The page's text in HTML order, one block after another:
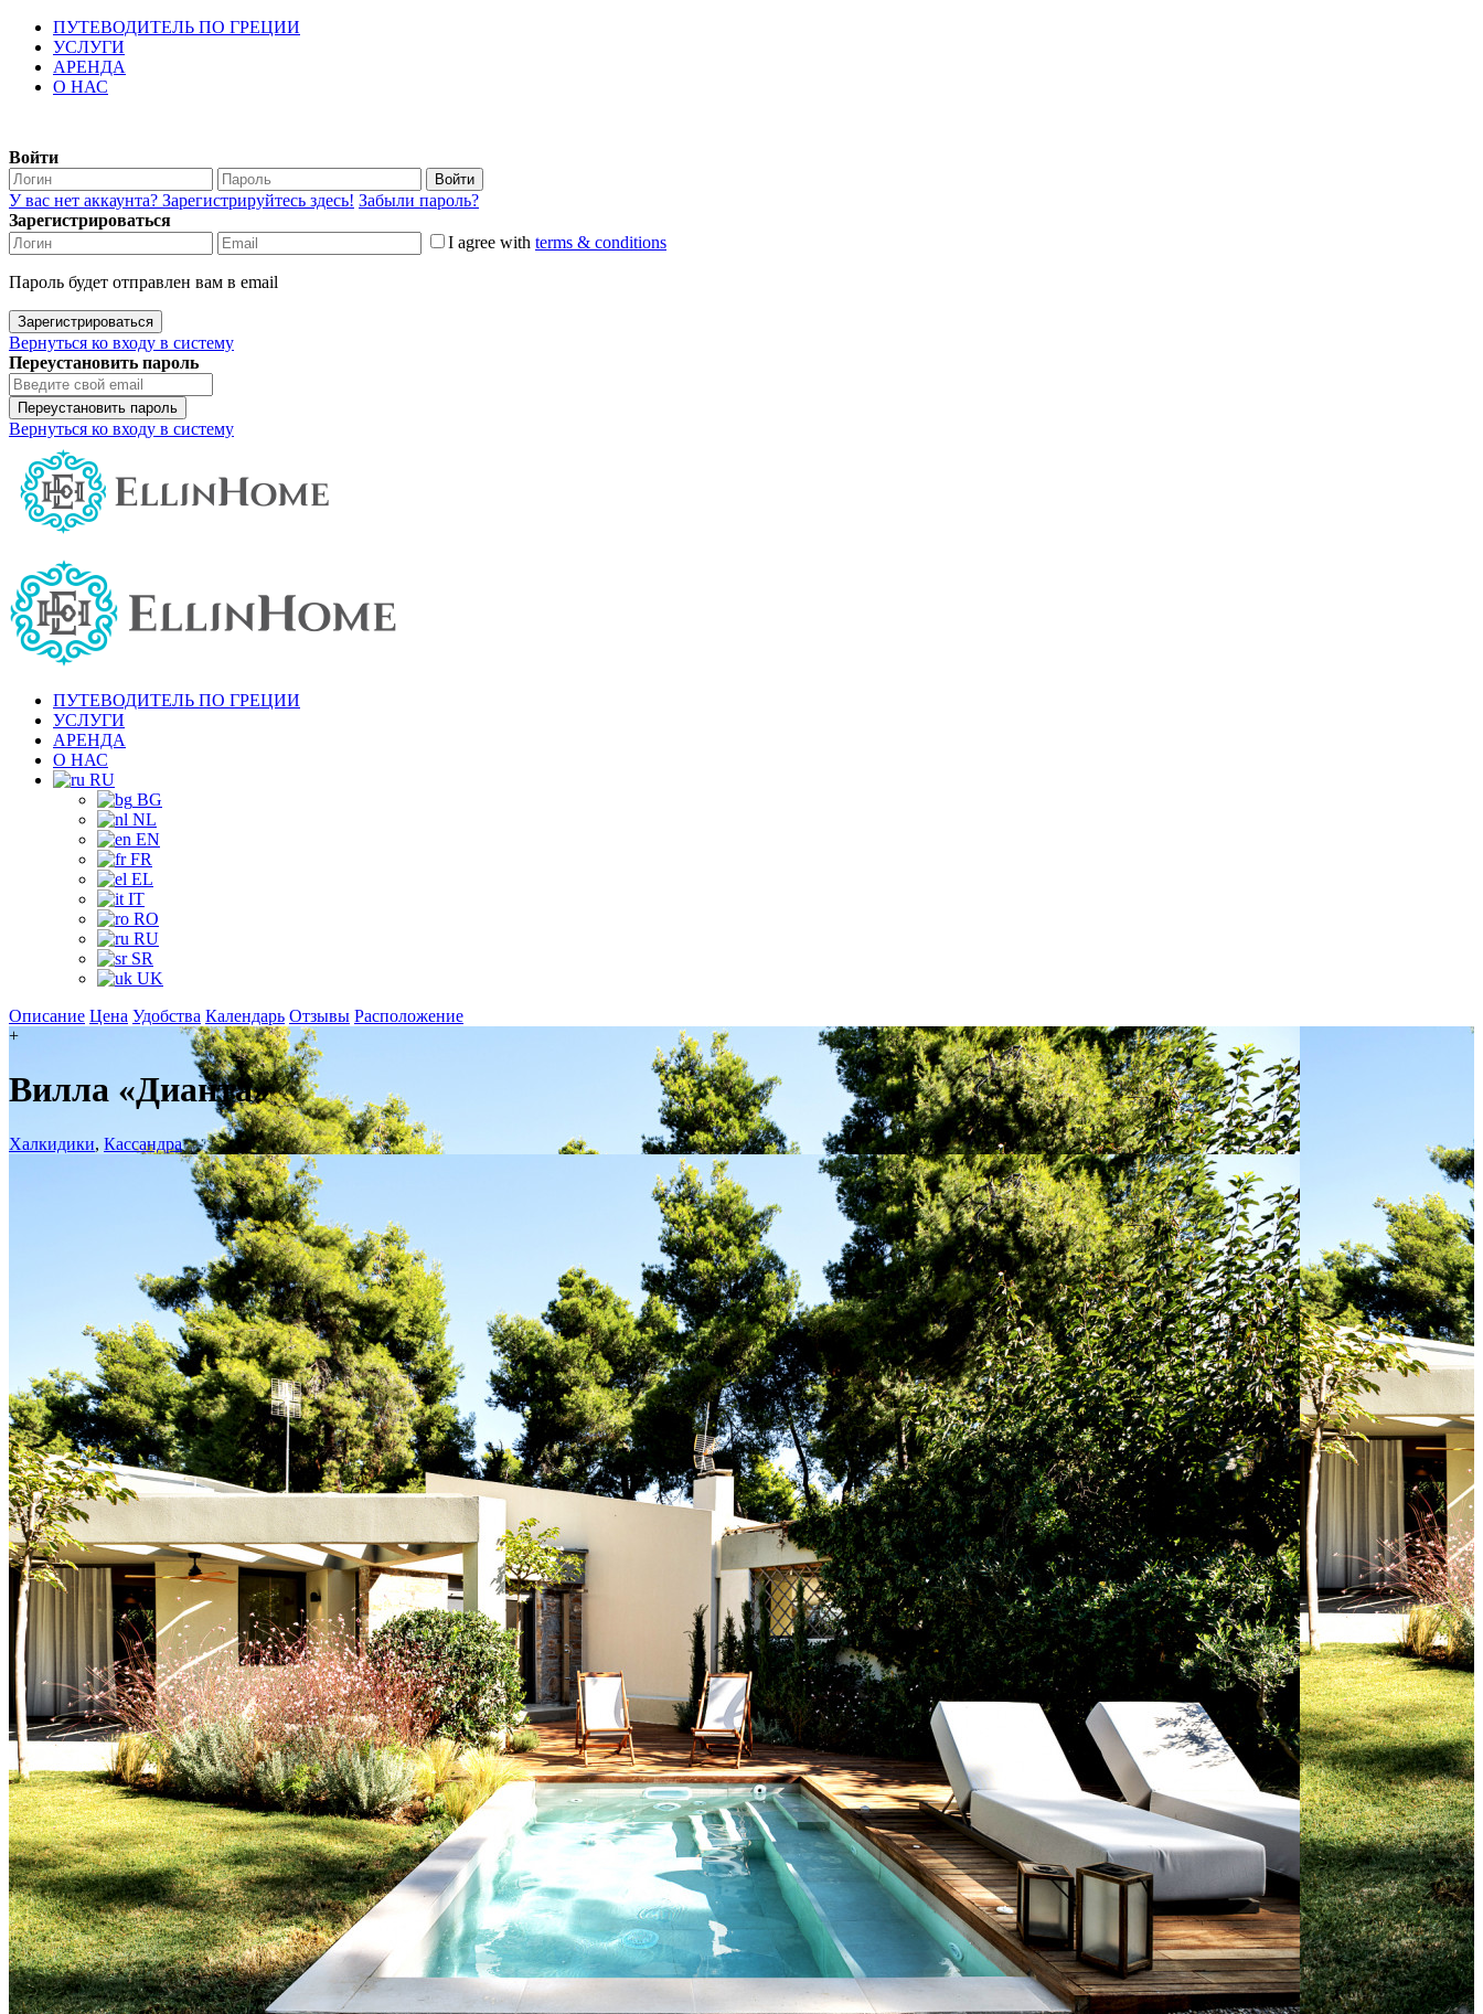
ПУТЕВОДИТЕЛЬ ПО ГРЕЦИИ
УСЛУГИ
АРЕНДА
О НАС
Войти
Войти
У вас нет аккаунта? Зарегистрируйтесь здесь! Забыли пароль?
Зарегистрироваться
I agree with terms & conditions
Пароль будет отправлен вам в email
Зарегистрироваться
Вернуться ко входу в систему
Переустановить пароль
Переустановить пароль
Вернуться ко входу в систему
ПУТЕВОДИТЕЛЬ ПО ГРЕЦИИ
УСЛУГИ
АРЕНДА
О НАС
RU
BG
NL
EN
FR
EL
IT
RO
RU
SR
UK
Описание Цена Удобства Календарь Отзывы Расположение
+
Вилла «Дианта»
Халкидики, Кассандра